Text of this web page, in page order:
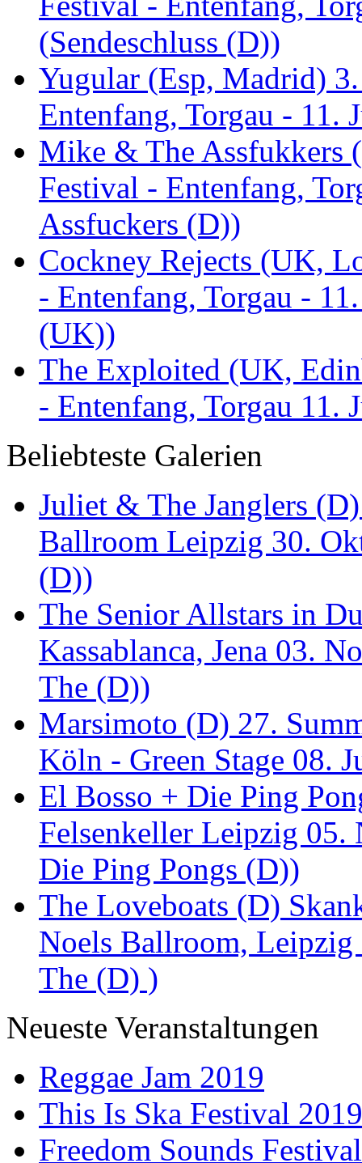
(Sendeschluss (D))
Yugular (Esp, Madrid)
Entenfang, Torgau - 11.
Mike & The Assfukkers
Festival - Entenfang,
Assfuckers (D))
Cockney Rejects (UK,
- Entenfang, Torgau -
(UK))
The Exploited (UK,
- Entenfang, Torgau
Beliebteste Galerien
Juliet & The Janglers
Ballroom Leipzig 30.
(D))
The Senior Allstars in
Kassablanca, Jena 03.
The (D))
Marsimoto (D) 27.
Köln - Green Stage 08.
El Bosso + Die Ping
Felsenkeller Leipzig
Die Ping Pongs (D))
The Loveboats (D)
Noels Ballroom, Leipzig
The (D) )
Neueste Veranstaltungen
Reggae Jam 2019
This Is Ska Festival 2019
Freedom Sounds